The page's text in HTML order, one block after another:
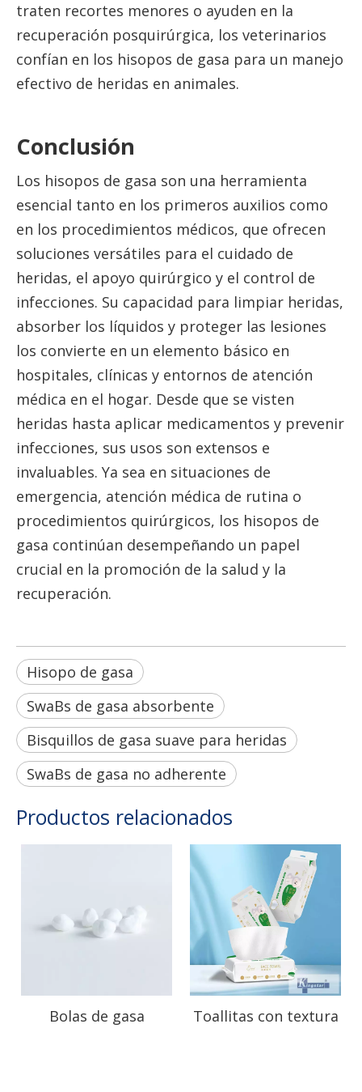
traten recortes menores o ayuden en la
recuperación posquirúrgica, los veterinarios
confían en los hisopos de gasa para un manejo
efectivo de heridas en animales.
Conclusión
Los hisopos de gasa son una herramienta
esencial tanto en los primeros auxilios como
en los procedimientos médicos, que ofrecen
soluciones versátiles para el cuidado de
heridas, el apoyo quirúrgico y el control de
infecciones. Su capacidad para limpiar heridas,
absorber los líquidos y proteger las lesiones
los convierte en un elemento básico en
hospitales, clínicas y entornos de atención
médica en el hogar. Desde que se visten
heridas hasta aplicar medicamentos y prevenir
infecciones, sus usos son extensos e
invaluables. Ya sea en situaciones de
emergencia, atención médica de rutina o
procedimientos quirúrgicos, los hisopos de
gasa continúan desempeñando un papel
crucial en la promoción de la salud y la
recuperación.
Hisopo de gasa
SwaBs de gasa absorbente
Bisquillos de gasa suave para heridas
SwaBs de gasa no adherente
Productos relacionados
Bolas de gasa
Toallitas con textura